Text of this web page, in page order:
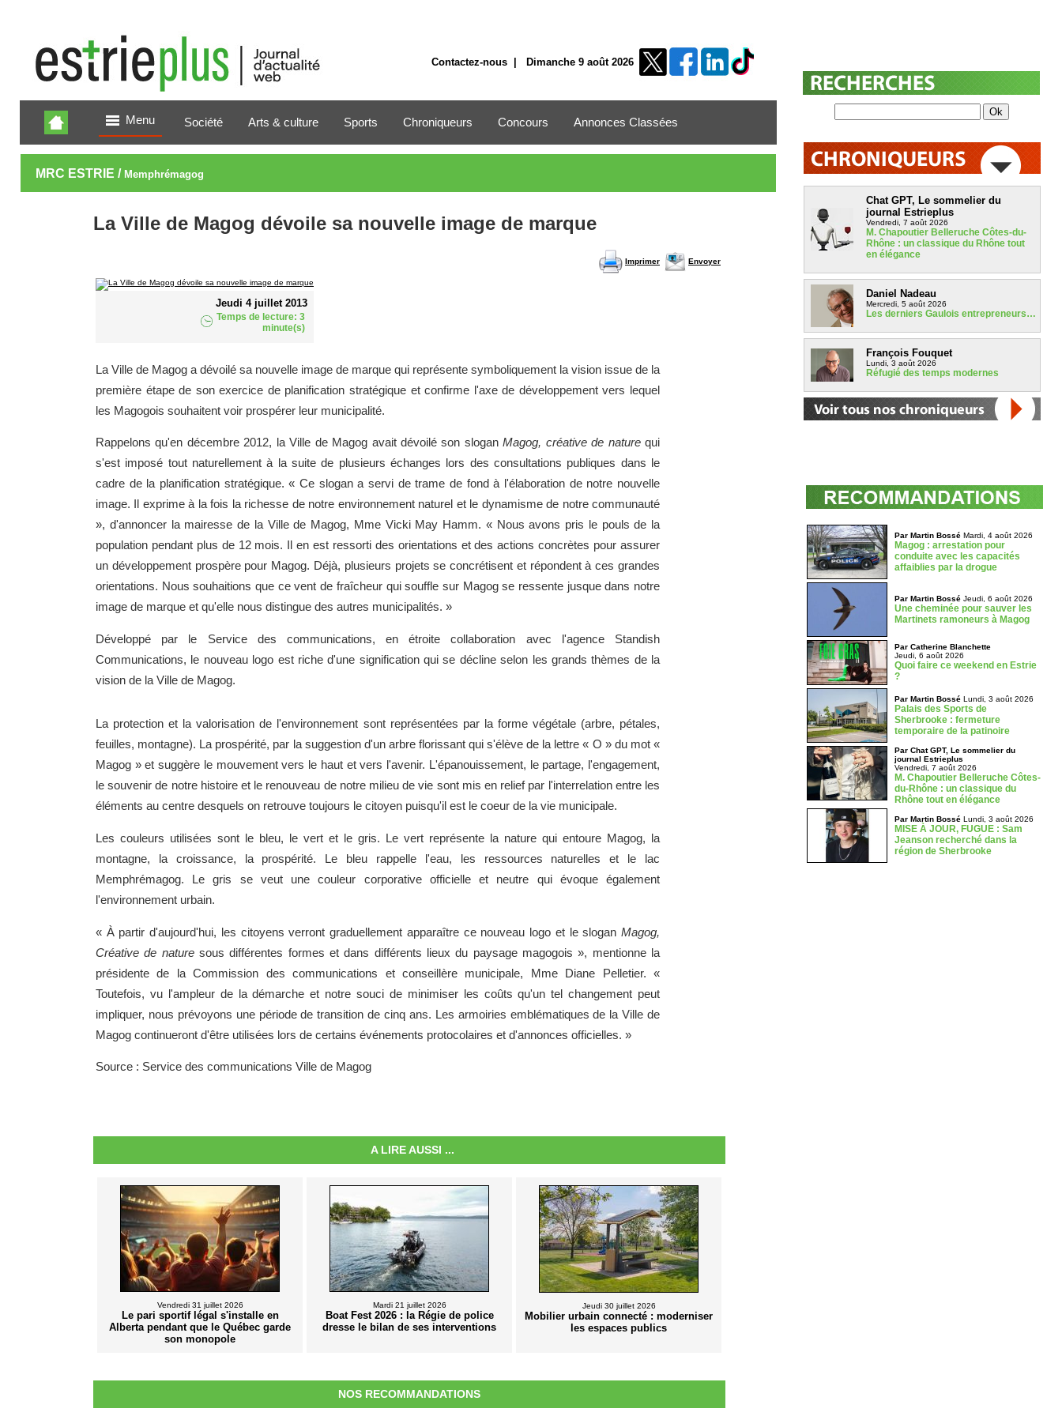
Contactez-nous| Dimanche 9 août 2026
Menu Société Arts & culture Sports Chroniqueurs Concours Annonces Classées
MRC ESTRIE / Memphrémagog
La Ville de Magog dévoile sa nouvelle image de marque
Imprimer Envoyer
Jeudi 4 juillet 2013
Temps de lecture: 3
minute(s)
La Ville de Magog a dévoilé sa nouvelle image de marque qui représente symboliquement la vision issue de la
première étape de son exercice de planification stratégique et confirme l'axe de développement vers lequel
les Magogois souhaitent voir prospérer leur municipalité.
Rappelons qu'en décembre 2012, la Ville de Magog avait dévoilé son sloganMagog, créative de nature qui
s'est imposé tout naturellement à la suite de plusieurs échanges lors des consultations publiques dans le
cadre de la planification stratégique. « Ce slogan a servi de trame de fond à l'élaboration de notre nouvelle
image. Il exprime à la fois la richesse de notre environnement naturel et le dynamisme de notre communauté
», d'annoncer la mairesse de la Ville de Magog, Mme Vicki May Hamm. « Nous avons pris le pouls de la
population pendant plus de 12 mois. Il en est ressorti des orientations et des actions concrètes pour assurer
un développement prospère pour Magog. Déjà, plusieurs projets se concrétisent et répondent à ces grandes
orientations. Nous souhaitions que ce vent de fraîcheur qui souffle sur Magog se ressente jusque dans notre
image de marque et qu'elle nous distingue des autres municipalités. »
Développé par le Service des communications, en étroite collaboration avec l'agence Standish
Communications, le nouveau logo est riche d'une signification qui se décline selon les grands thèmes de la
vision de la Ville de Magog.
La protection et la valorisation de l'environnement sont représentées par la forme végétale (arbre, pétales,
feuilles, montagne). La prospérité, par la suggestion d'un arbre florissant qui s'élève de la lettre « O » du mot «
Magog » et suggère le mouvement vers le haut et vers l'avenir. L'épanouissement, le partage, l'engagement,
le souvenir de notre histoire et le renouveau de notre milieu de vie sont mis en relief par l'interrelation entre les
éléments au centre desquels on retrouve toujours le citoyen puisqu'il est le coeur de la vie municipale.
Les couleurs utilisées sont le bleu, le vert et le gris. Le vert représente la nature qui entoure Magog, la
montagne, la croissance, la prospérité. Le bleu rappelle l'eau, les ressources naturelles et le lac
Memphrémagog. Le gris se veut une couleur corporative officielle et neutre qui évoque également
l'environnement urbain.
« À partir d'aujourd'hui, les citoyens verront graduellement apparaître ce nouveau logo et le slogan Magog,
Créative de nature sous différentes formes et dans différents lieux du paysage magogois », mentionne la
présidente de la Commission des communications et conseillère municipale, Mme Diane Pelletier. «
Toutefois, vu l'ampleur de la démarche et notre souci de minimiser les coûts qu'un tel changement peut
impliquer, nous prévoyons une période de transition de cinq ans. Les armoiries emblématiques de la Ville de
Magog continueront d'être utilisées lors de certains événements protocolaires et d'annonces officielles. »
Source : Service des communications Ville de Magog
A LIRE AUSSI ...
Vendredi 31 juillet 2026
Le pari sportif légal s'installe en
Alberta pendant que le Québec garde
son monopole
Mardi 21 juillet 2026
Boat Fest 2026 : la Régie de police
dresse le bilan de ses interventions
Jeudi 30 juillet 2026
Mobilier urbain connecté : moderniser
les espaces publics
NOS RECOMMANDATIONS
Chat GPT, Le sommelier du
journal Estrieplus
Vendredi, 7 août 2026
M. Chapoutier Belleruche Côtes-du-
Rhône : un classique du Rhône tout
en élégance
Daniel Nadeau
Mercredi, 5 août 2026
Les derniers Gaulois entrepreneurs…
François Fouquet
Lundi, 3 août 2026
Réfugié des temps modernes
Par Martin BosséMardi, 4 août 2026
Magog : arrestation pour
conduite avec les capacités
affaiblies par la drogue
Par Martin BosséJeudi, 6 août 2026
Une cheminée pour sauver les
Martinets ramoneurs à Magog
Par Catherine Blanchette
Jeudi, 6 août 2026
Quoi faire ce weekend en Estrie
?
Par Martin BosséLundi, 3 août 2026
Palais des Sports de
Sherbrooke : fermeture
temporaire de la patinoire
Par Chat GPT, Le sommelier du
journal Estrieplus
Vendredi, 7 août 2026
M. Chapoutier Belleruche Côtes-
du-Rhône : un classique du
Rhône tout en élégance
Par Martin BosséLundi, 3 août 2026
MISE À JOUR, FUGUE : Sam
Jeanson recherché dans la
région de Sherbrooke